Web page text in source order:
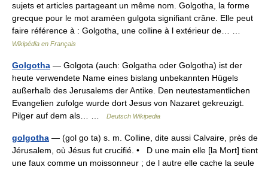
sujets et articles partageant un même nom. Golgotha, la forme
grecque pour le mot araméen gulgota signifiant crâne. Elle peut
faire référence à : Golgotha, une colline à l extérieur de… …
Wikipédia en Français
Golgotha — Golgota (auch: Golgatha oder Golgotha) ist der
heute verwendete Name eines bislang unbekannten Hügels
außerhalb des Jerusalems der Antike. Den neutestamentlichen
Evangelien zufolge wurde dort Jesus von Nazaret gekreuzigt.
Pilger auf dem als… …
Deutsch Wikipedia
golgotha — (gol go ta) s. m. Colline, dite aussi Calvaire, près de
Jérusalem, où Jésus fut crucifié. • D une main elle [la Mort] tient
une faux comme un moissonneur ; de l autre elle cache la seule